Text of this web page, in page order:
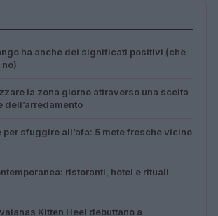
ha anche dei significati positivi (che
la zona giorno attraverso una scelta
dell’arredamento
per sfuggire all’afa: 5 mete fresche vicino
ristoranti, hotel e rituali
Kitten Heel debuttano a